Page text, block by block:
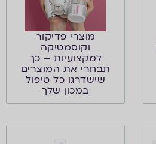
מוצרי פדיקור
וקוסמטיקה
למקצועיות – כך
תבחרי את המוצרים
שישדרגו כל טיפול
במכון שלך